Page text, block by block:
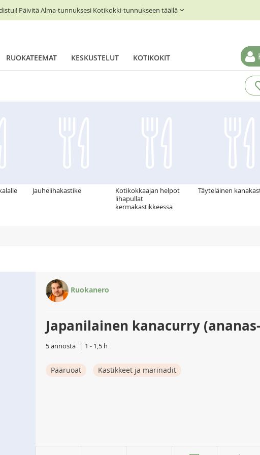
Päivitä Alma-tunnuksesi Kotikokki-tunnukseen täällä
RUOKATEEMAT KESKUSTELUT KOTIKOKIT
Jauhelihakastike
Kotikokkaajan helpot
lihapullat
kermakastikkeessa
Täyteläinen
Ruokanero
Japanilainen kanacurry
5 annosta 1 - 1,5 h
Pääruoat Kastikkeet ja marinadit